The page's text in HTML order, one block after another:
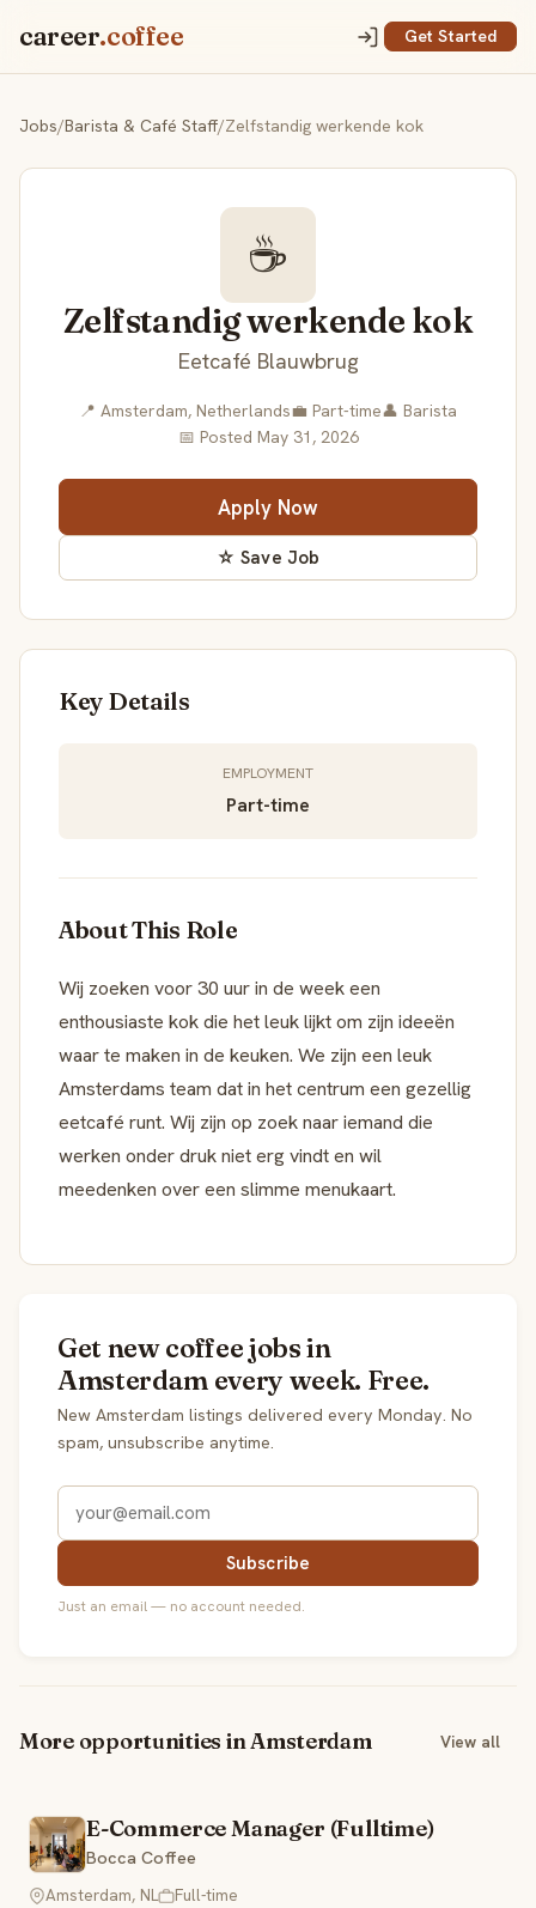
career.coffee Get Started
Jobs/Barista & Café Staff/Zelfstandig werkende kok
☕
Zelfstandig werkende kok
Eetcafé Blauwbrug
📍 Amsterdam, Netherlands💼 Part-time👤 Barista
📅 Posted May 31, 2026
Apply Now
☆ Save Job
Key Details
EMPLOYMENT
Part-time
About This Role
Wij zoeken voor 30 uur in de week een
enthousiaste kok die het leuk lijkt om zijn ideeën
waar te maken in de keuken. We zijn een leuk
Amsterdams team dat in het centrum een gezellig
eetcafé runt. Wij zijn op zoek naar iemand die
werken onder druk niet erg vindt en wil
meedenken over een slimme menukaart.
Get new coffee jobs in
Amsterdam every week. Free.
New Amsterdam listings delivered every Monday. No
spam, unsubscribe anytime.
Subscribe
Just an email — no account needed.
More opportunities in Amsterdam View all
E-Commerce Manager (Fulltime)
Bocca Coffee
Amsterdam, NL
Full-time